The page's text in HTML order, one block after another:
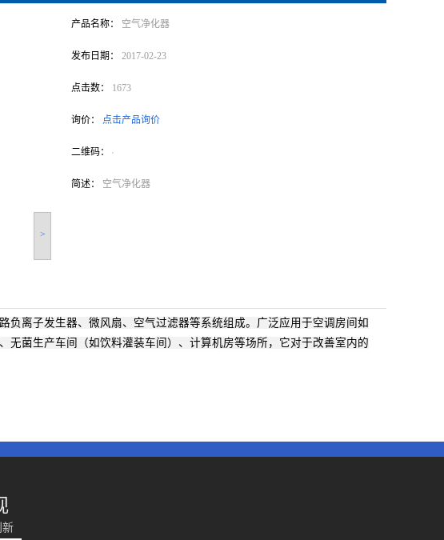
>
产品名称： 空气净化器
发布日期： 2017-02-23
点击数： 1673
询价： 点击产品询价
二维码：
简述： 空气净化器
离子发生器、微风扇、空气过滤器等系统组成。广泛应用于空调房间如
菌生产车间（如饮料灌装车间）、计算机房等场所，它对于改善室内的
新